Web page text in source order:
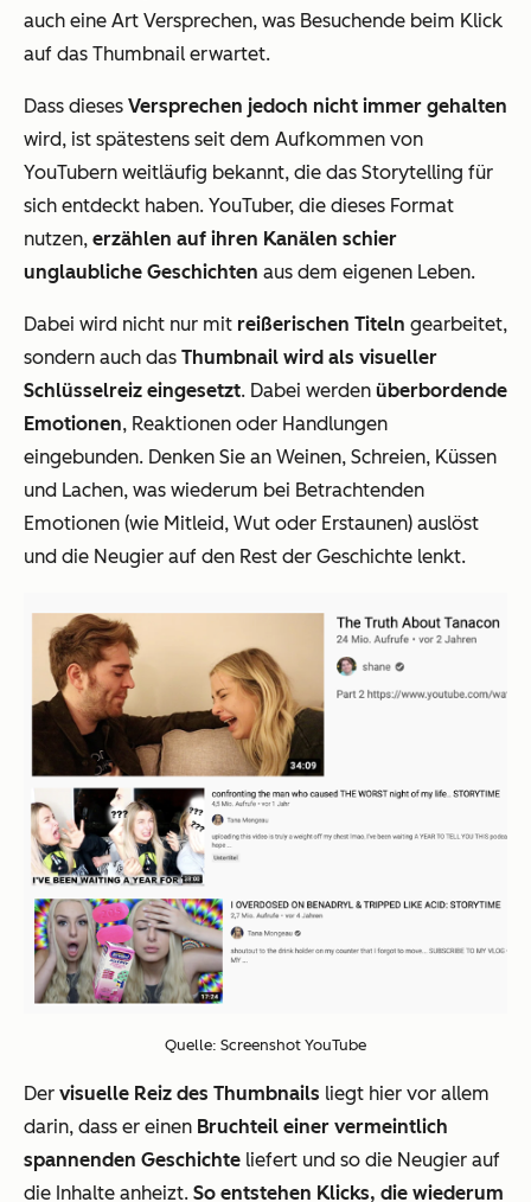
auch eine Art Versprechen, was Besuchende beim Klick
auf das Thumbnail erwartet.
Dass dieses Versprechen jedoch nicht immer gehalten
wird, ist spätestens seit dem Aufkommen von
YouTubern weitläufig bekannt, die das Storytelling für
sich entdeckt haben. YouTuber, die dieses Format
nutzen, erzählen auf ihren Kanälen schier
unglaubliche Geschichten aus dem eigenen Leben.
Dabei wird nicht nur mit reißerischen Titeln gearbeitet,
sondern auch das Thumbnail wird als visueller
Schlüsselreiz eingesetzt. Dabei werden überbordende
Emotionen, Reaktionen oder Handlungen
eingebunden. Denken Sie an Weinen, Schreien, Küssen
und Lachen, was wiederum bei Betrachtenden
Emotionen (wie Mitleid, Wut oder Erstaunen) auslöst
und die Neugier auf den Rest der Geschichte lenkt.
Quelle: Screenshot YouTube
Der visuelle Reiz des Thumbnails liegt hier vor allem
darin, dass er einen Bruchteil einer vermeintlich
spannenden Geschichte liefert und so die Neugier auf
die Inhalte anheizt. So entstehen Klicks, die wiederum